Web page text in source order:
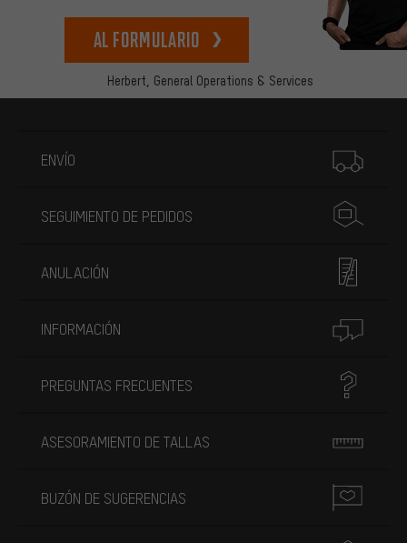
Herbert, General Operations & Services
Al formulario
ENVÍO
SEGUIMIENTO DE PEDIDOS
ANULACIÓN
INFORMACIÓN
PREGUNTAS FRECUENTES
ASESORAMIENTO DE TALLAS
BUZÓN DE SUGERENCIAS